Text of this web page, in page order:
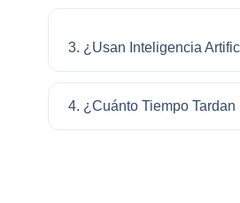
3. ¿Usan Inteligencia
4. ¿Cuánto Tiempo